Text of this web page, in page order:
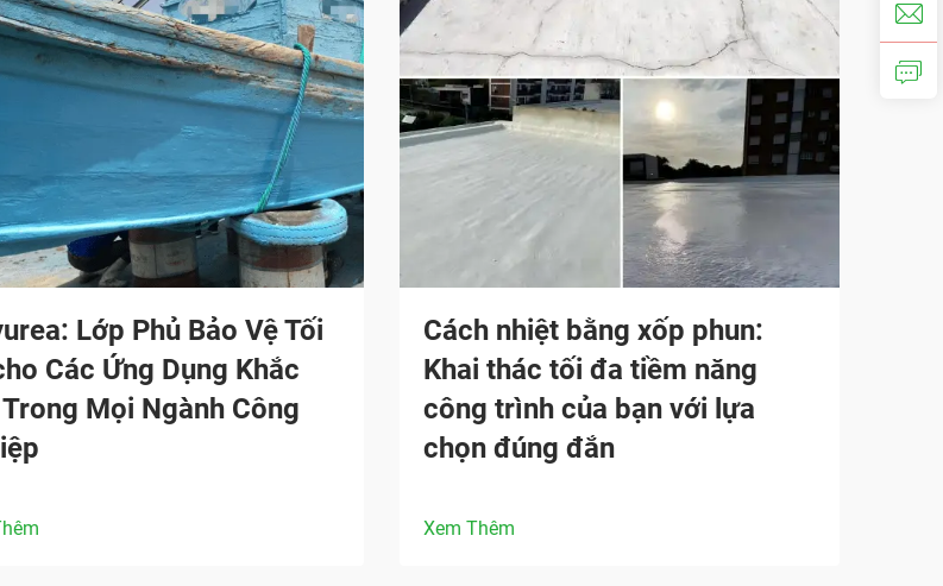
Lớp Phủ Bảo Vệ Tối
Các Ứng Dụng Khắc
Mọi Ngành Công
Cách nhiệt bằng xốp phun:
Khai thác tối đa tiềm năng
công trình của bạn với lựa
chọn đúng đắn
Xem Thêm